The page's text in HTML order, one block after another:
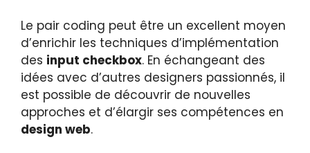
Le pair coding peut être un excellent moyen
d’enrichir les techniques d’implémentation
des input checkbox. En échangeant des
idées avec d’autres designers passionnés, il
est possible de découvrir de nouvelles
approches et d’élargir ses compétences en
design web.